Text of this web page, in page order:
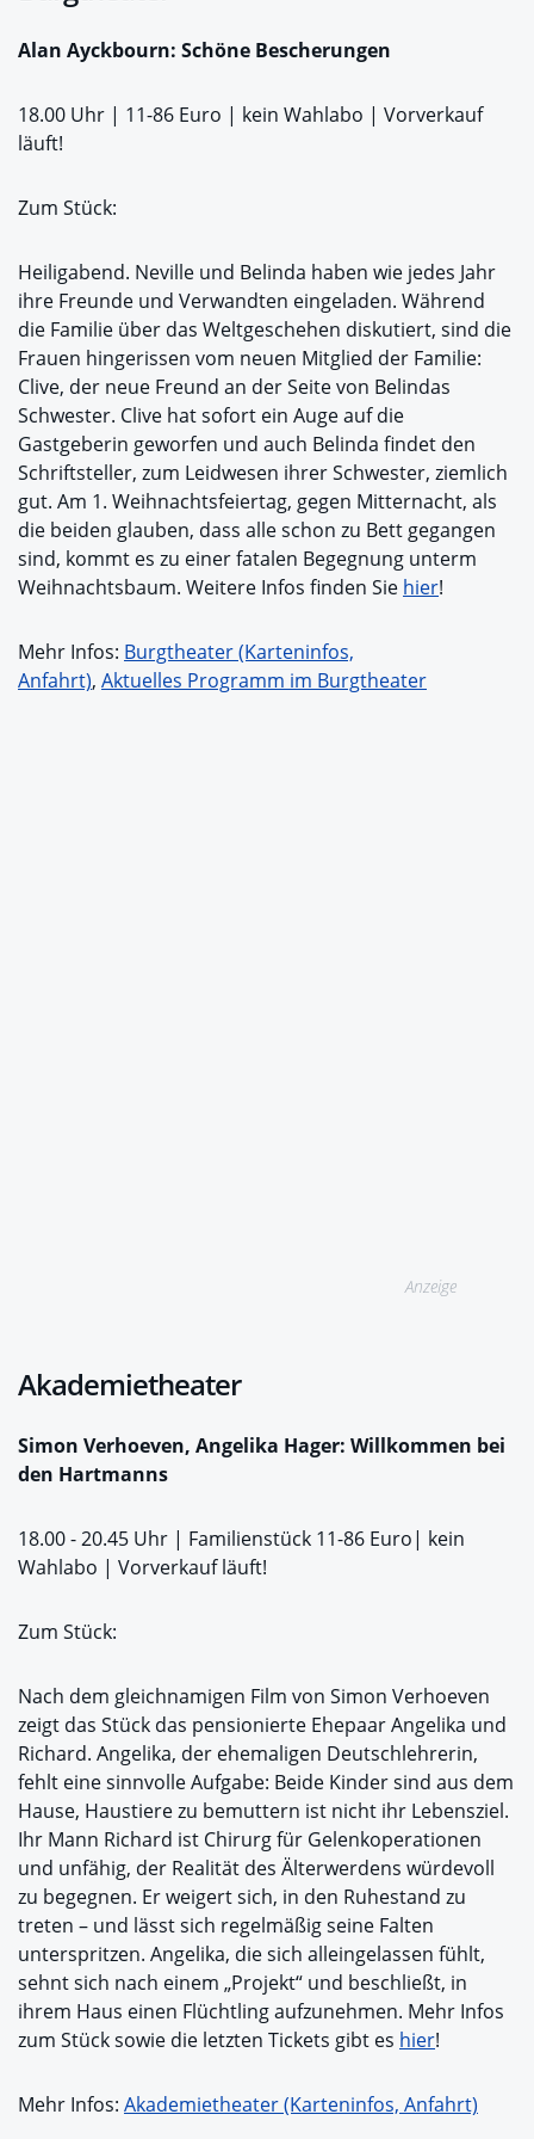
Alan Ayckbourn: Schöne Bescherungen
18.00 Uhr | 11-86 Euro | kein Wahlabo | Vorverkauf
läuft!
Zum Stück:
Heiligabend. Neville und Belinda haben wie jedes Jahr
ihre Freunde und Verwandten eingeladen. Während
die Familie über das Weltgeschehen diskutiert, sind die
Frauen hingerissen vom neuen Mitglied der Familie:
Clive, der neue Freund an der Seite von Belindas
Schwester. Clive hat sofort ein Auge auf die
Gastgeberin geworfen und auch Belinda findet den
Schriftsteller, zum Leidwesen ihrer Schwester, ziemlich
gut. Am 1. Weihnachtsfeiertag, gegen Mitternacht, als
die beiden glauben, dass alle schon zu Bett gegangen
sind, kommt es zu einer fatalen Begegnung unterm
Weihnachtsbaum. Weitere Infos finden Sie hier!
Mehr Infos: Burgtheater (Karteninfos,
Anfahrt), Aktuelles Programm im Burgtheater
Anzeige
Akademietheater
Simon Verhoeven, Angelika Hager: Willkommen bei
den Hartmanns
18.00 - 20.45 Uhr | Familienstück 11-86 Euro| kein
Wahlabo | Vorverkauf läuft!
Zum Stück:
Nach dem gleichnamigen Film von Simon Verhoeven
zeigt das Stück das pensionierte Ehepaar Angelika und
Richard. Angelika, der ehemaligen Deutschlehrerin,
fehlt eine sinnvolle Aufgabe: Beide Kinder sind aus dem
Hause, Haustiere zu bemuttern ist nicht ihr Lebensziel.
Ihr Mann Richard ist Chirurg für Gelenkoperationen
und unfähig, der Realität des Älterwerdens würdevoll
zu begegnen. Er weigert sich, in den Ruhestand zu
treten – und lässt sich regelmäßig seine Falten
unterspritzen. Angelika, die sich alleingelassen fühlt,
sehnt sich nach einem „Projekt“ und beschließt, in
ihrem Haus einen Flüchtling aufzunehmen. Mehr Infos
zum Stück sowie die letzten Tickets gibt es hier!
Mehr Infos: Akademietheater (Karteninfos, Anfahrt)